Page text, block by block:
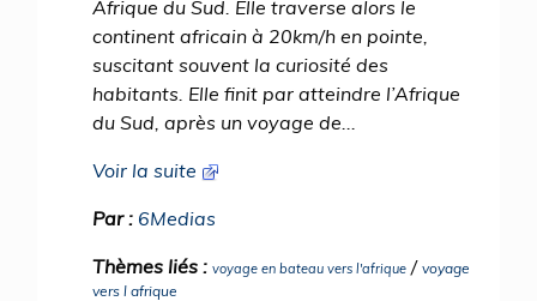
Afrique du Sud. Elle traverse alors le
continent africain à 20km/h en pointe,
suscitant souvent la curiosité des
habitants. Elle finit par atteindre l’Afrique
du Sud, après un voyage de...
Voir la suite
Par : 6Medias
Thèmes liés : voyage en bateau vers l'afrique / voyage
vers l afrique